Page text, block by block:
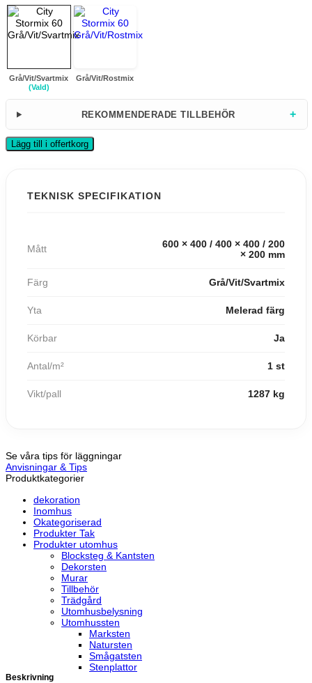
Grå/Vit/Svartmix
(Vald)
Grå/Vit/Rostmix
REKOMMENDERADE TILLBEHÖR +
Lägg till i offertkorg
TEKNISK SPECIFIKATION
Mått
600 × 400 / 400 × 400 / 200
× 200 mm
Färg Grå/Vit/Svartmix
Yta Melerad färg
Körbar Ja
Antal/m² 1 st
Vikt/pall 1287 kg
Se våra tips för läggningar
Anvisningar & Tips
Produktkategorier
dekoration
Inomhus
Okategoriserad
Produkter Tak
Produkter utomhus
Blocksteg & Kantsten
Dekorsten
Murar
Tillbehör
Trädgård
Utomhusbelysning
Utomhussten
Marksten
Natursten
Smågatsten
Stenplattor
Beskrivning